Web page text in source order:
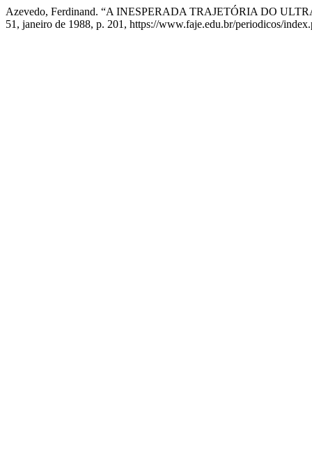
Azevedo, Ferdinand. “A INESPERADA TRAJETÓRIA DO
51, janeiro de 1988, p. 201, https://www.faje.edu.br/periodicos/